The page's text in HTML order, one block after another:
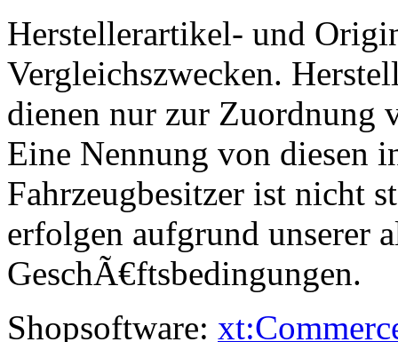
Herstellerartikel- und
Vergleichszwecken.
dienen nur zur Zuordnung
Eine Nennung von diesen
Fahrzeugbesitzer ist nicht
erfolgen aufgrund unserer
GeschÃ€ftsbedingungen.
Shopsoftware: